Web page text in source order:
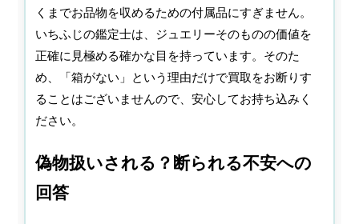
くまでお品物を収めるための付属品にすぎません。
いちふじの鑑定士は、ジュエリーそのものの価値を
正確に見極める確かな目を持っています。そのた
め、「箱がない」という理由だけで買取をお断りす
ることはございませんので、安心してお持ち込みく
ださい。
偽物扱いされる？断られる不安への
回答